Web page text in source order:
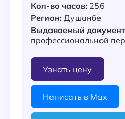
Кол-во часов: 256
Регион: Душанбе
Выдаваемый
профессиональной
Узнать цену
Написать в Max